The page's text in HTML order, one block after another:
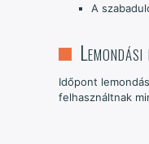
A
Időpont
felhasználtnak